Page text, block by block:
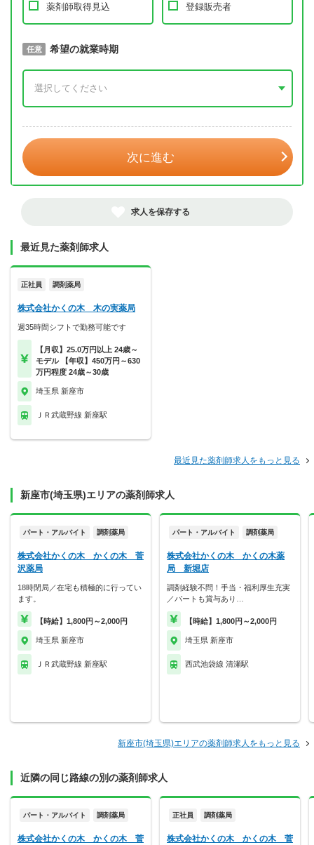
薬剤師取得見込 登録販売者
必須 取得予定年
任意 希望の就業時期
次に進む
求人を保存する
最近見た薬剤師求人
正社員 調剤薬局
株式会社かくの木 木の実薬局
週35時間シフトで勤務可能です
【月収】25.0万円以上 24歳～
モデル 【年収】450万円～630
万円程度 24歳～30歳
埼玉県 新座市
ＪＲ武蔵野線 新座駅
最近見た薬剤師求人をもっと見る
新座市(埼玉県)エリアの薬剤師求人
パート・アルバイト 調剤薬局
株式会社かくの木 かくの木 菅
沢薬局
18時閉局／在宅も積極的に行ってい
ます。
【時給】1,800円～2,000円
埼玉県 新座市
ＪＲ武蔵野線 新座駅
パート・アルバイト 調剤薬局
株式会社かくの木 かくの木薬
局 新堀店
調剤経験不問！手当・福利厚生充実
／パートも賞与あり…
【時給】1,800円～2,000円
埼玉県 新座市
西武池袋線 清瀬駅
新座市(埼玉県)エリアの薬剤師求人をもっと見る
近隣の同じ路線の別の薬剤師求人
パート・アルバイト 調剤薬局
株式会社かくの木 かくの木 菅
正社員 調剤薬局
株式会社かくの木 かくの木 菅